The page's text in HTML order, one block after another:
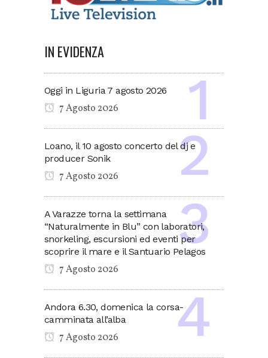
IN EVIDENZA
Oggi in Liguria 7 agosto 2026
7 Agosto 2026
Loano, il 10 agosto concerto del dj e
producer Sonik
7 Agosto 2026
A Varazze torna la settimana
“Naturalmente in Blu” con laboratori,
snorkeling, escursioni ed eventi per
scoprire il mare e il Santuario Pelagos
7 Agosto 2026
Andora 6.30, domenica la corsa-
camminata all’alba
7 Agosto 2026